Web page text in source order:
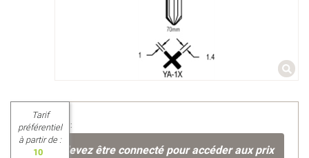
Prix unitaire :
Vous devez être connecté pour accéder aux prix
Tarif
préférentiel
à partir de :
10